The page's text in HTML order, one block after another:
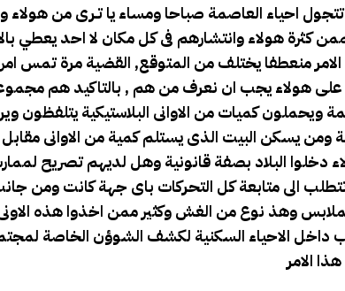
تتجول احياء العاصمة صباحا ومساء يا تـرى من
من كثرة هولاء وانتشارهم فى كل مكان لا احد يعطي
منعطفا يختلف من المتوقع, القضية مرة تمس
على هولاء يجب ان نعرف من هم , بالتاكيد هم
كميات من الاوانى البلاستيكية يتلفظون
ومن يسكن البيت الذى يستلم كمية من الاوانى
دخلوا البلاد بصفة قانونية وهل لديهم تصريح
الى متابعة كل التحركات باى جهة كانت ومن جانب
وهذ نوع من الغش وكثير ممن اخذوا هذه
داخل الاحياء السكنية لكشف الشوؤن الخاصة